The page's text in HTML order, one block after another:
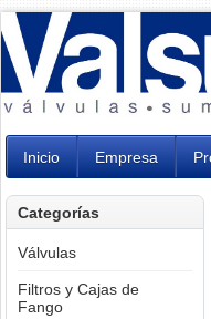
Inicio Empresa
Categorías
Válvulas
Filtros y Cajas de
Fango